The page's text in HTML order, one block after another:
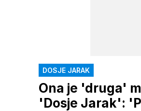
DOSJE JARAK
Ona je 'druga'
'Dosje Jarak':